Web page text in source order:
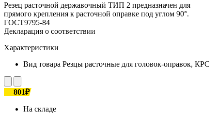
Резец расточной державочный ТИП 2 предназначен для
прямого крепления к расточной оправке под углом 90°.
ГОСТ9795-84
Декларация о соответствии
Характеристики
Вид товара Резцы расточные для головок-оправок, КРС
801₽
На складе